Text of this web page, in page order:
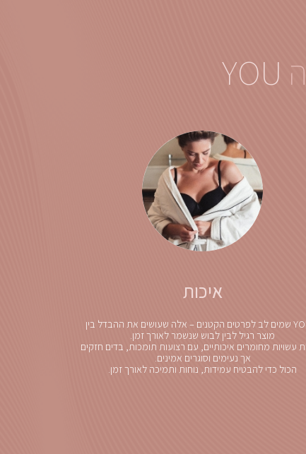
YOU
איכות
ב-YOU שמים לב לפרטים הקטנים – אלה שעושים את ההבדל בין
מוצר רגיל לבין לבוש שנשמר לאורך זמן.
עשויות מחומרים איכותיים, עם רצועות תומכות, בדים חזקים
אך נעימים וסוגרים אמינים.
הכול כדי להבטיח עמידות, נוחות ותמיכה לאורך זמן.